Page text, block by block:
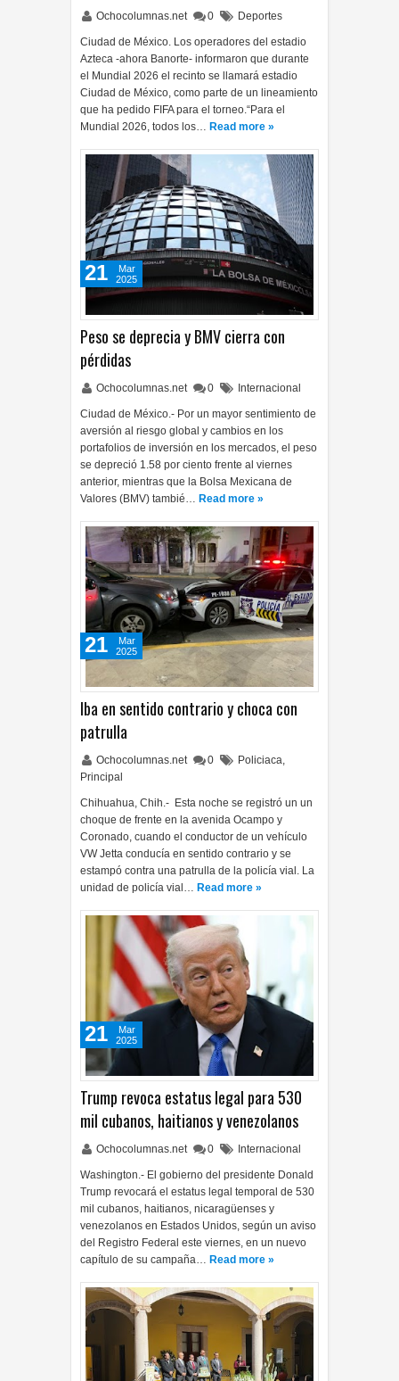
Ochocolumnas.net 0 Deportes
Ciudad de México. Los operadores del estadio
Azteca -ahora Banorte- informaron que durante
el Mundial 2026 el recinto se llamará estadio
Ciudad de México, como parte de un lineamiento
que ha pedido FIFA para el torneo.“Para el
Mundial 2026, todos los… Read more »
Peso se deprecia y BMV cierra con
pérdidas
Ochocolumnas.net 0 Internacional
Ciudad de México.- Por un mayor sentimiento de
aversión al riesgo global y cambios en los
portafolios de inversión en los mercados, el peso
se depreció 1.58 por ciento frente al viernes
anterior, mientras que la Bolsa Mexicana de
Valores (BMV) tambié… Read more »
21
Mar
2025
Iba en sentido contrario y choca con
patrulla
Ochocolumnas.net 0 Policiaca,
Principal
Chihuahua, Chih.- Esta noche se registró un un
choque de frente en la avenida Ocampo y
Coronado, cuando el conductor de un vehículo
VW Jetta conducía en sentido contrario y se
estampó contra una patrulla de la policía vial. La
unidad de policía vial… Read more »
21
Mar
2025
Trump revoca estatus legal para 530
mil cubanos, haitianos y venezolanos
Ochocolumnas.net 0 Internacional
Washington.- El gobierno del presidente Donald
Trump revocará el estatus legal temporal de 530
mil cubanos, haitianos, nicaragüenses y
venezolanos en Estados Unidos, según un aviso
del Registro Federal este viernes, en un nuevo
capítulo de su campaña… Read more »
21
Mar
2025